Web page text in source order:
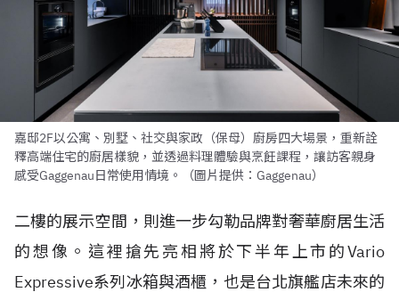
嘉邸2F以公寓、別墅、社交與家政（保母）廚房四大場景，重新詮
釋高端住宅的廚居樣貌，並透過料理體驗與烹飪課程，讓訪客親身
感受Gaggenau日常使用情境。（圖片提供：Gaggenau）
二樓的展示空間，則進一步勾勒品牌對奢華廚居生活
的想像。這裡搶先亮相將於下半年上市的Vario
Expressive系列冰箱與酒櫃，也是台北旗艦店未來的